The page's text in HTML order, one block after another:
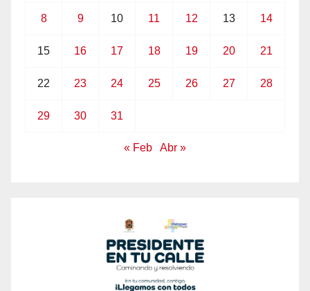
8 9 10 11 12 13 14
15 16 17 18 19 20 21
22 23 24 25 26 27 28
29 30 31
« Feb Abr »